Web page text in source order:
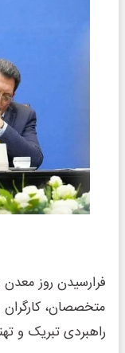
فرارسیدن روز معدن
متخصصان،
راهبردی تبریک و